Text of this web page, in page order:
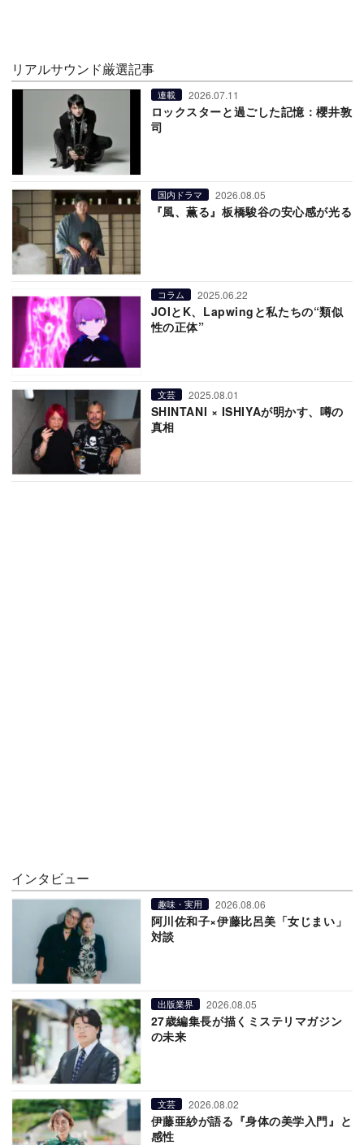
リアルサウンド厳選記事
連載 2026.07.11
ロックスターと過ごした記憶：櫻井敦
司
国内ドラマ 2026.08.05
『風、薫る』板橋駿谷の安心感が光る
コラム 2025.06.22
JOIとK、Lapwingと私たちの“類似
性の正体”
文芸 2025.08.01
SHINTANI × ISHIYAが明かす、噂の
真相
インタビュー
趣味・実用 2026.08.06
阿川佐和子×伊藤比呂美「女じまい」
対談
出版業界 2026.08.05
27歳編集長が描くミステリマガジン
の未来
文芸 2026.08.02
伊藤亜紗が語る『身体の美学入門』と
感性